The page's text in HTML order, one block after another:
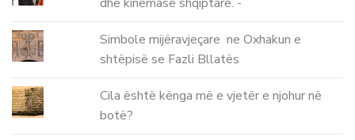
Simbole mijëravjeçare ne Oxhakun e
shtëpisë se Fazli Bllatës
Cila është kënga më e vjetër e njohur në
botë?